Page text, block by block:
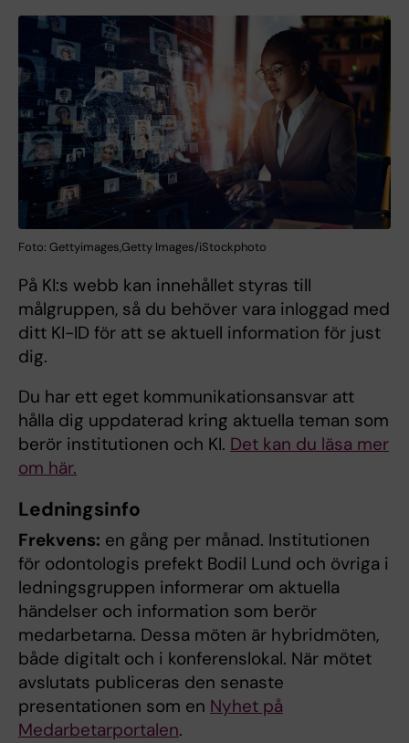
Foto: Gettyimages,Getty Images/iStockphoto
På KI:s webb kan innehållet styras till
målgruppen, så du behöver vara inloggad med
ditt KI-ID för att se aktuell information för just
dig.
Du har ett eget kommunikationsansvar att
hålla dig uppdaterad kring aktuella teman som
berör institutionen och KI. Det kan du läsa mer
om här.
Ledningsinfo
Frekvens: en gång per månad. Institutionen
för odontologis prefekt Bodil Lund och övriga i
ledningsgruppen informerar om aktuella
händelser och information som berör
medarbetarna. Dessa möten är hybridmöten,
både digitalt och i konferenslokal. När mötet
avslutats publiceras den senaste
presentationen som en Nyhet på
Medarbetarportalen.